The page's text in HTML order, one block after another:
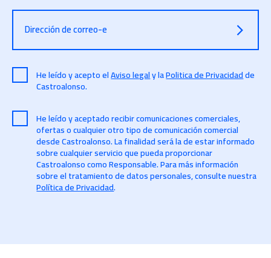
Dirección de correo-e
He leído y acepto elAviso legaly laPolitica de Privacidadde
Castroalonso.
He leído y aceptado recibir comunicaciones comerciales,
ofertas o cualquier otro tipo de comunicación comercial
desde Castroalonso. La finalidad será la de estar informado
sobre cualquier servicio que pueda proporcionar
Castroalonso como Responsable. Para más información
sobre el tratamiento de datos personales, consulte nuestra
Política de Privacidad.